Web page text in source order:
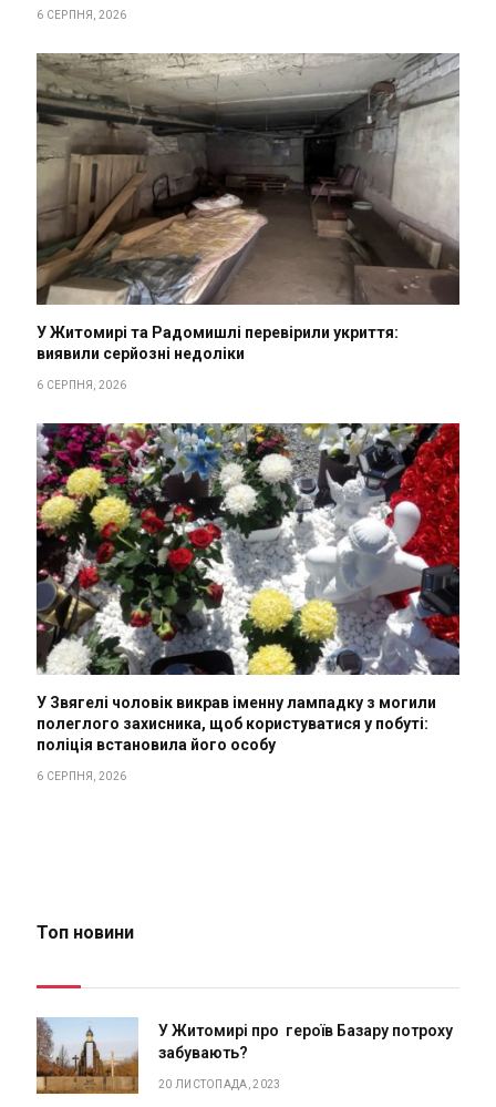
6 СЕРПНЯ, 2026
У Житомирі та Радомишлі перевірили укриття:
виявили серйозні недоліки
6 СЕРПНЯ, 2026
У Звягелі чоловік викрав іменну лампадку з могили
полеглого захисника, щоб користуватися у побуті:
поліція встановила його особу
6 СЕРПНЯ, 2026
Топ новини
У Житомирі про героїв Базару потроху
забувають?
20 ЛИСТОПАДА, 2023